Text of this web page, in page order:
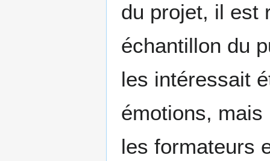
du projet, il est
échantillon du
les intéressait
émotions,
les formateurs